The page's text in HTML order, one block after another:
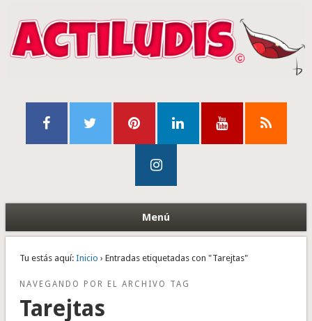
Menú
Tu estás aquí: Inicio › Entradas etiquetadas con "Tarejtas"
NAVEGANDO POR EL ARCHIVO TAG
Tarejtas